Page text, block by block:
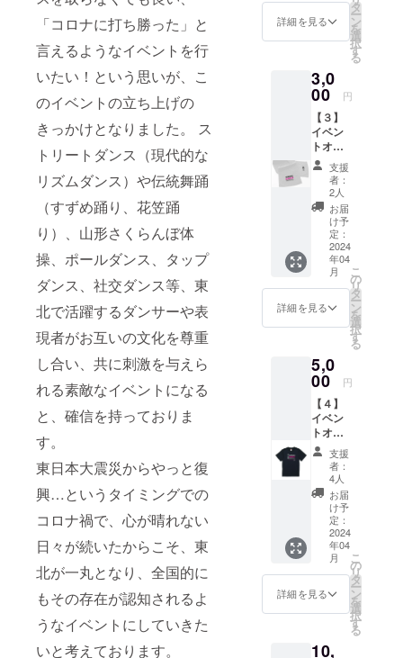
「コロナに打ち勝った」と
言えるようなイベントを行
いたい！という思いが、こ
のイベントの立ち上げの
きっかけとなりました。 ス
トリートダンス（現代的な
リズムダンス）や伝統舞踊
（すずめ踊り、花笠踊
り）、山形さくらんぼ体
操、ポールダンス、タップ
ダンス、社交ダンス等、東
北で活躍するダンサーや表
現者がお互いの文化を尊重
し合い、共に刺激を与えら
れる素敵なイベントになる
と、確信を持っておりま
す。
東日本大震災からやっと復
興…というタイミングでの
コロナ禍で、心が晴れない
日々が続いたからこそ、東
北が一丸となり、全国的に
もその存在が認知されるよ
うなイベントにしていきた
いと考えております。
（期
間：
12月）
ご支援
いただ
く際
は、必
ず【備
考欄】
に掲載
を希望
される
お名前
をご記
入くだ
さい。
ン。 当
イベン
トは、
準備か
けま
で、多
くのス
タッフ
さんの
ご協力
によっ
て成り
立ちま
す。体
調万全
で、安
全かつ
気持ち
よくお
手伝い
いただ
さんへ
の差し
入れに
充てた
いと思
いま
す。 リ
ターン
は差し
入れさ
れた際
の写真
ととも
にス
タッフ
より感
謝の
行委員
詳細を見る
タ
ー
ン
を
選
択
す
る
3,0
00 円
【３】
イベン
トオリ
ジナル
タオル
応援プ
ラン 東
北ダン
スフェ
スティ
バルオ
リジナ
ルタオ
ル、サ
イズは
800mm
ｍで
す。 お
届けは
配送と
なりま
すの
で、お
届け先
情報を
入力し
てくだ
さい。
支援い
ただい
た方全
員のお
名前を
させて
支援
者：
2人
お届
け予
定：
2024
年04
月
詳細を見る
こ
の
リ
タ
ー
ン
を
選
択
す
る
5,0
00 円
【４】
イベン
トオリ
ジナルT
シャツ
応援プ
ラン 東
北ダン
スフェ
スティ
バルオ
リジナ
ルTシャ
ツ、サ
イズは
サイズ
L・XL
支援
者：
4人
お届
け予
定：
2024
年04
月
詳細を見る
こ
の
リ
タ
ー
ン
を
選
択
す
る
10,